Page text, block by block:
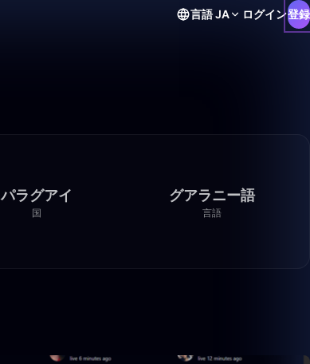
言語JA ログイン登録
パラグアイ
国
グアラニー語
言語